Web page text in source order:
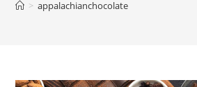
> appalachianchocolate